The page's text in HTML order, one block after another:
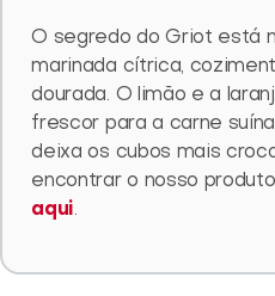
O segredo do Griot está
marinada cítrica,
dourada. O limão e a
frescor para a carne
deixa os cubos mais
encontrar o nosso
aqui.